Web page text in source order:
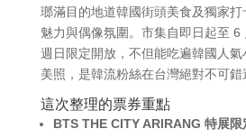
瑯滿目的地道韓國街頭美食及獨家
魅力與偶像氛圍。市集自即日起至 6
週日限定開放，不但能吃遍韓國人
美照，是韓流粉絲在台灣絕對不可錯
這次整理的票券重點
BTS THE CITY ARIRANG 特展限